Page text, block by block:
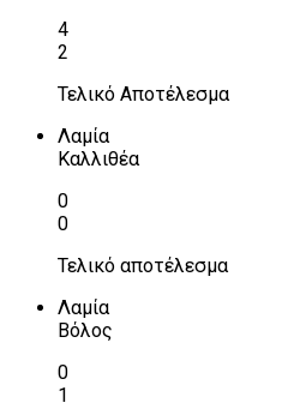
4
2
Τελικό Αποτέλεσμα
Λαμία
Καλλιθέα
0
0
Τελικό αποτέλεσμα
Λαμία
Βόλος
0
1